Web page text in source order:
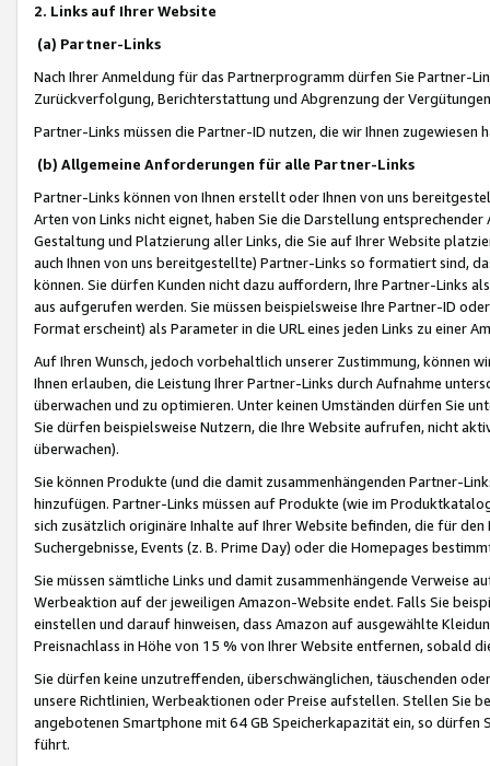
2. Links auf Ihrer Website
(a) Partner-Links
Nach Ihrer Anmeldung für das Partnerprogramm dürfen Sie Partner-
Zurückverfolgung, Berichterstattung und Abgrenzung der
Partner-Links müssen die Partner-ID nutzen, die wir Ihnen zugewiesen
(b) Allgemeine Anforderungen für alle Partner-Links
Partner-Links können von Ihnen erstellt oder Ihnen von uns
Arten von Links nicht eignet, haben Sie die Darstellung
Gestaltung und Platzierung aller Links, die Sie auf Ihrer Website
auch Ihnen von uns bereitgestellte) Partner-Links so formatiert sind,
können. Sie dürfen Kunden nicht dazu auffordern, Ihre Partner-Links
aus aufgerufen werden. Sie müssen beispielsweise Ihre Partner-ID
Format erscheint) als Parameter in die URL eines jeden Links zu einer
Auf Ihren Wunsch, jedoch vorbehaltlich unserer Zustimmung, können
Ihnen erlauben, die Leistung Ihrer Partner-Links durch Aufnahme
überwachen und zu optimieren. Unter keinen Umständen dürfen Sie
Sie dürfen beispielsweise Nutzern, die Ihre Website aufrufen, nicht
überwachen).
Sie können Produkte (und die damit zusammenhängenden Partner-
hinzufügen. Partner-Links müssen auf Produkte (wie im
sich zusätzlich originäre Inhalte auf Ihrer Website befinden, die für
Suchergebnisse, Events (z. B. Prime Day) oder die Homepages
Sie müssen sämtliche Links und damit zusammenhängende
Werbeaktion auf der jeweiligen Amazon-Website endet. Falls Sie
einstellen und darauf hinweisen, dass Amazon auf ausgewählte
Preisnachlass in Höhe von 15 % von Ihrer Website entfernen, sobald
Sie dürfen keine unzutreffenden, überschwänglichen, täuschenden
unsere Richtlinien, Werbeaktionen oder Preise aufstellen. Stellen Sie
angebotenen Smartphone mit 64 GB Speicherkapazität ein, so dürfen
führt.